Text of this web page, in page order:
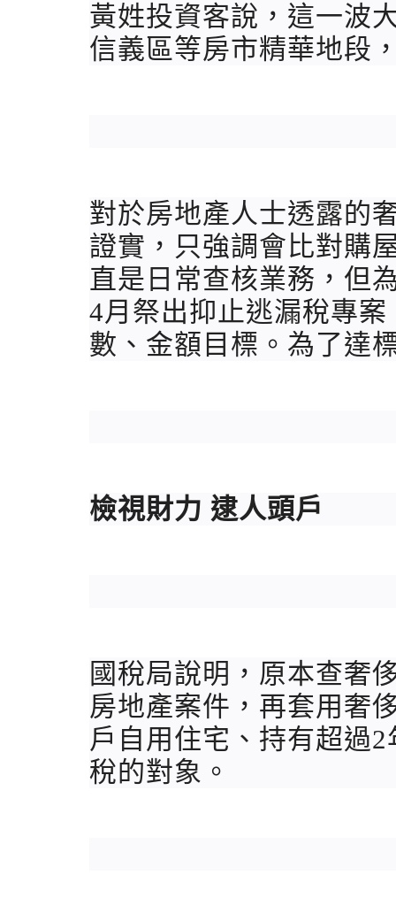
黃姓投資客說，這一波
信義區等房市精華地段
對於房地產人士透露的
證實，只強調會比對購
直是日常查核業務，但
4月祭出抑止逃漏稅專
數、金額目標。為了達
檢視財力 逮人頭戶
國稅局說明，原本查奢
房地產案件，再套用奢
戶自用住宅、持有超過
稅的對象。